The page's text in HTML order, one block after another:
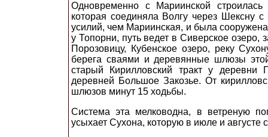
Одновременно с Мариинской
которая соединяла Волгу через Шексну
усилий, чем Мариинская, и была
у Топорни, путь ведет в Сиверское озеро,
Порозовицу, Кубенское озеро, реку
берега сваями и деревянные шлюзы
старый Кирилловский тракт у
деревней Большое Закозье. От
шлюзов минут 15 ходьбы.
Система эта мелководна, в ветреную
усыхает Сухона, которую в июле и